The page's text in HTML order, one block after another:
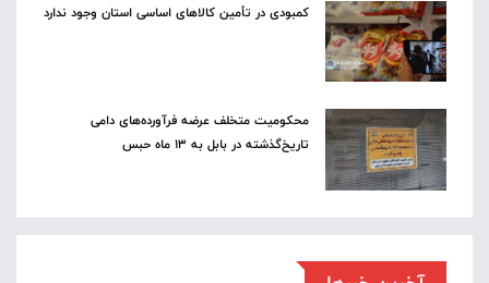
کمبودی در تأمین کالاهای اساسی استان وجود ندارد
محکومیت متخلف عرضه فرآورده‌های دامی
تاریخ‌گذشته در بابل به ۱۳ ماه حبس